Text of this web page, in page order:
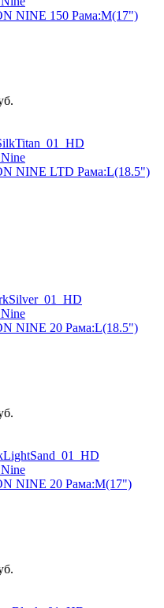
NINE 150 Рама:M(17")
NINE LTD Рама:L(18.5")
NINE 20 Рама:L(18.5")
NINE 20 Рама:M(17")